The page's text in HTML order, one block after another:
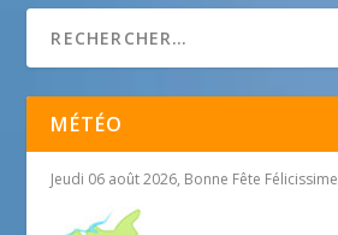
Cuisine Française
MÉTÉO
Jeudi 06 août 2026, Bonne Fête Félicissime